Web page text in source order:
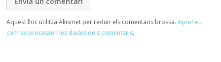
Aquest lloc utilitza Akismet per reduir els comentaris brossa.Apreneu
com es processen les dades dels comentaris.